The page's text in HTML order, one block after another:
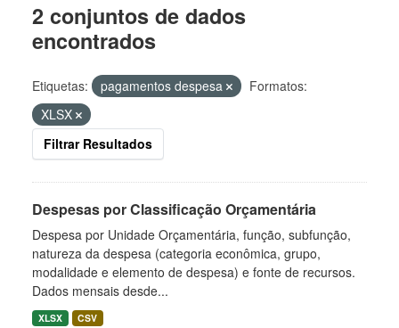
2 conjuntos de dados
encontrados
Etiquetas: pagamentos despesa
Formatos:
XLSX
Filtrar Resultados
Despesas por Classificação Orçamentária
Despesa por Unidade Orçamentária, função, subfunção,
natureza da despesa (categoria econômica, grupo,
modalidade e elemento de despesa) e fonte de recursos.
Dados mensais desde...
XLSX CSV